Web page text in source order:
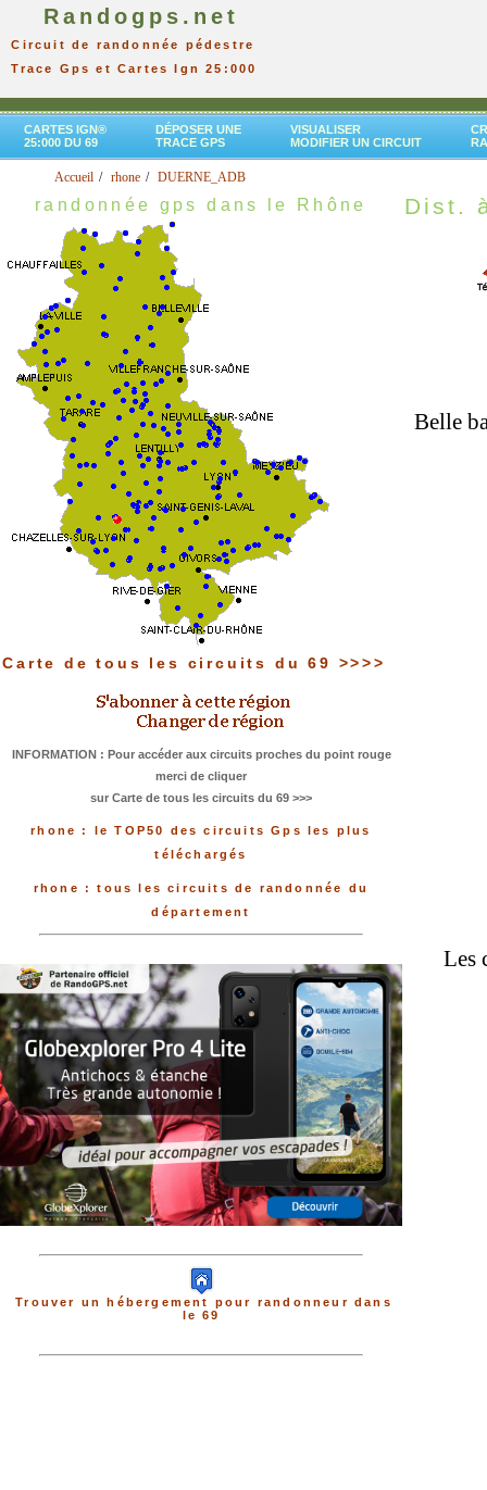
Randogps.net
Circuit de randonnée pédestre
Trace Gps et Cartes Ign 25:000
CARTES IGN®
25:000 DU 69
DÉPOSER UNE
TRACE GPS
VISUALISER
MODIFIER UN CIRCUIT
Accueil rhone DUERNE_ADB
randonnée gps dans le Rhône
Carte de tous les circuits du 69 >>>>
INFORMATION : Pour accéder aux circuits proches du point rouge
merci de cliquer
sur Carte de tous les circuits du 69 >>>
rhone : le TOP50 des circuits Gps les plus
téléchargés
rhone : tous les circuits de randonnée du
département
Trouver un hébergement pour randonneur dans
le 69
Dist.
Belle
Les